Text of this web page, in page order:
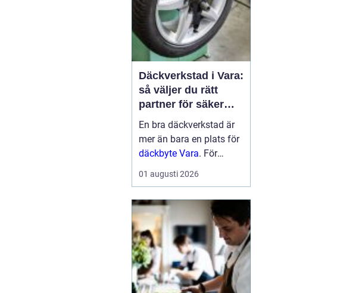
Däckverkstad i Vara:
så väljer du rätt
partner för säker
körning året runt
En bra däckverkstad är
mer än bara en plats för
däckbyte Vara. För
bilägare i Vara handlar
valet om säkerhet,
01 augusti 2026